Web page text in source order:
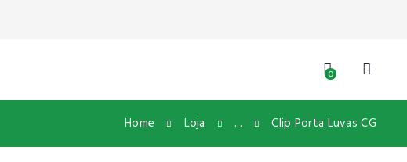
0
Home Loja ... Clip Porta Luvas CG